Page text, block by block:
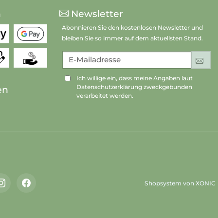
Newsletter
Abonnieren Sie den kostenlosen Newsletter und
bleiben Sie so immer auf dem aktuellsten Stand.
E-Mailadresse
Ich willige ein, dass meine Angaben laut
Datenschutzerklärung zweckgebunden
verarbeitet werden.
InstagramFacebook Shopsystem von XONIC